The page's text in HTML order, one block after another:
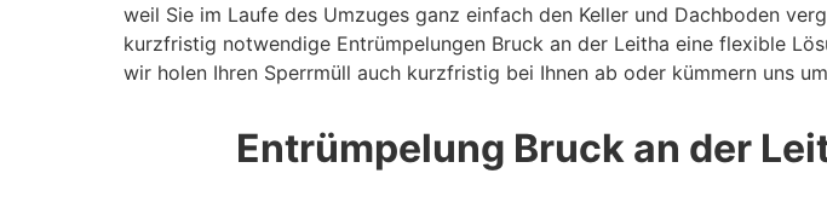
weil Sie im Laufe des Umzuges ganz einfach den Keller und Dachboden
kurzfristig notwendige Entrümpelungen Bruck an der Leitha eine flexible
wir holen Ihren Sperrmüll auch kurzfristig bei Ihnen ab oder kümmern uns
Entrümpelung Bruck an der